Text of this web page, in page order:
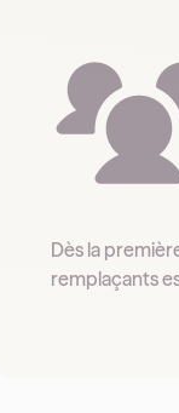
Dès la
remplaçants